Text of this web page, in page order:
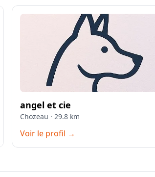
angel et cie
Chozeau · 29.8 km
Voir le profil →